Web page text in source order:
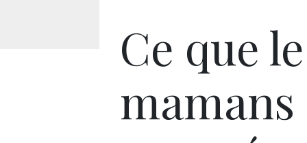
Ce que
mamans